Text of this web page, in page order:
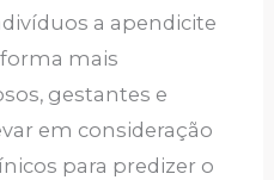
a apendicite
mais
gestantes e
em consideração
para predizer o